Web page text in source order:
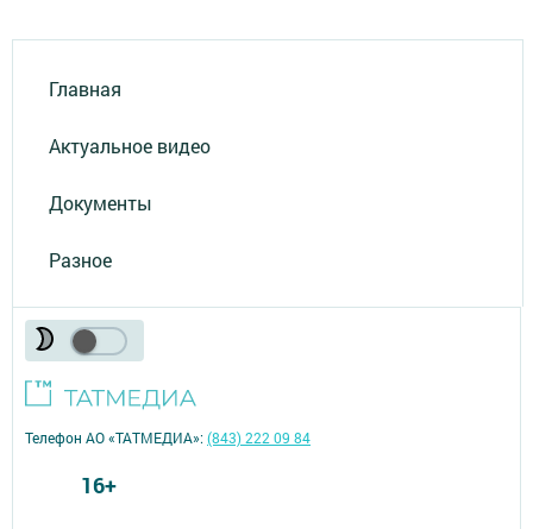
Главная
Актуальное видео
Документы
Разное
Телефон АО «ТАТМЕДИА»:(843) 222 09 84
16+